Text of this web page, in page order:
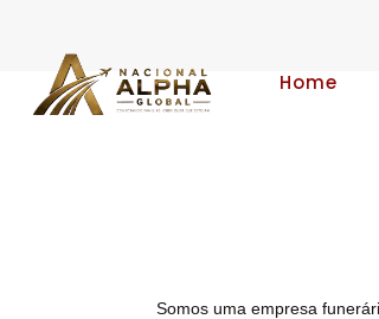
Home
Somos uma empresa